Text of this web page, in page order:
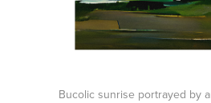
Bucolic sunrise portrayed by